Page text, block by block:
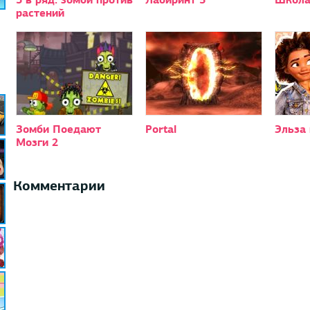
растений
Зомби Поедают
Мозги 2
Portal
Комментарии